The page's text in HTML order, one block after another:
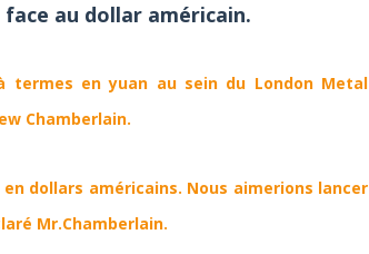
face au dollar américain.
termes en yuan au sein du London Metal
Chamberlain.
dollars américains. Nous aimerions lancer
Mr.Chamberlain.